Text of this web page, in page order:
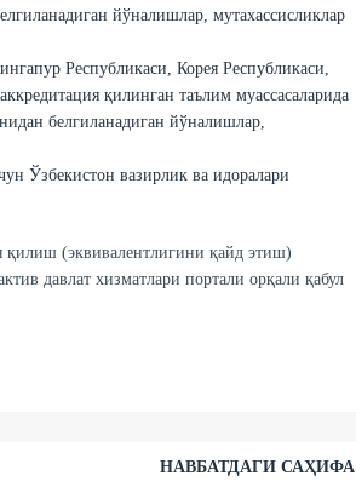
йўналишлар, мутахассисликлар
Республикаси, Корея Республикаси,
қилинган таълим муассасаларида
белгиланадиган йўналишлар,
Ўзбекистон вазирлик ва идоралари
қилиш (эквивалентлигини қайд этиш)
давлат хизматлари портали орқали қабул
НАВБАТДАГИ САҲИФА